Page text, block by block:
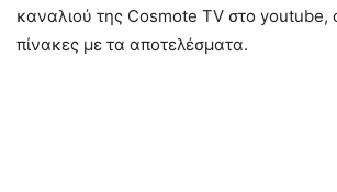
καναλιού της Cosmote TV στο youtube,
πίνακες με τα αποτελέσματα.